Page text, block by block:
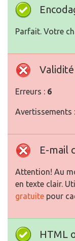
Parfait. Votre
Erreurs : 6
Avertissements :
E-mail
Attention! Au
en texte clair.
gratuite pour
HTML